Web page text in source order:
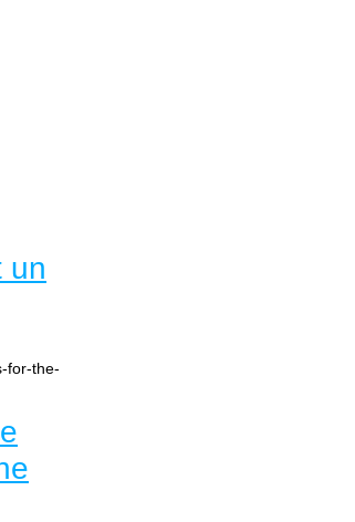
un
for-the-